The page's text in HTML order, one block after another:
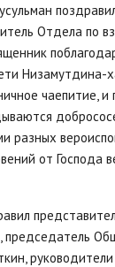
Отдела по
Низамутдина-
чаепитие, и
разных
от Господа
председатель